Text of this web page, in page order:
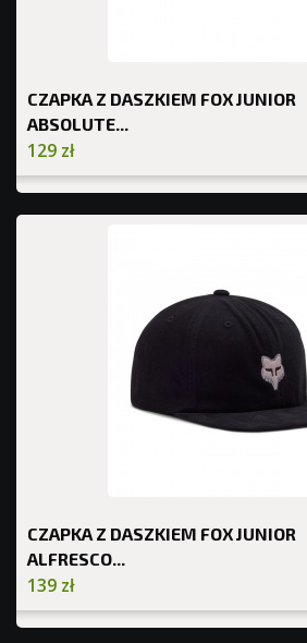
CZAPKA Z DASZKIEM FOX JUNIOR
ABSOLUTE...
129 zł
CZAPKA Z DASZKIEM FOX JUNIOR
ALFRESCO...
139 zł